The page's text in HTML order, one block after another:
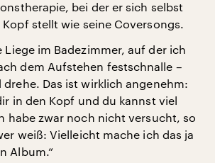
bei der er sich selbst
stellt wie seine Coversongs.
Liege im Badezimmer, auf der ich
dem Aufstehen festschnalle –
drehe. Das ist wirklich angenehm:
in den Kopf und du kannst viel
habe zwar noch nicht versucht, so
weiß: Vielleicht mache ich das ja
Album.“